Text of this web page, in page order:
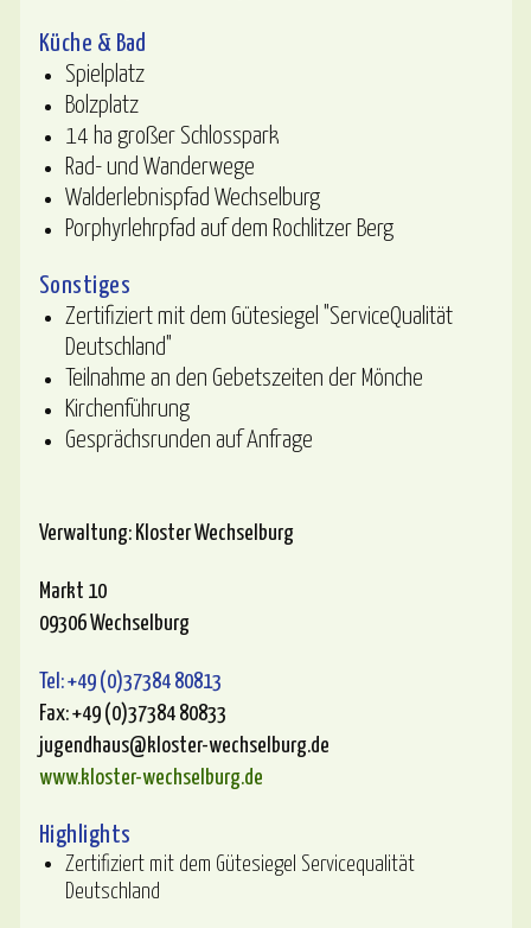
Küche & Bad
Spielplatz
Bolzplatz
14 ha großer Schlosspark
Rad- und Wanderwege
Walderlebnispfad Wechselburg
Porphyrlehrpfad auf dem Rochlitzer Berg
Sonstiges
Zertifiziert mit dem Gütesiegel "ServiceQualität
Deutschland"
Teilnahme an den Gebetszeiten der Mönche
Kirchenführung
Gesprächsrunden auf Anfrage
Verwaltung: Kloster Wechselburg
Markt 10
09306 Wechselburg
Tel: +49 (0)37384 80813
Fax: +49 (0)37384 80833
jugendhaus@kloster-wechselburg.de
www.kloster-wechselburg.de
Highlights
Zertifiziert mit dem Gütesiegel Servicequalität
Deutschland